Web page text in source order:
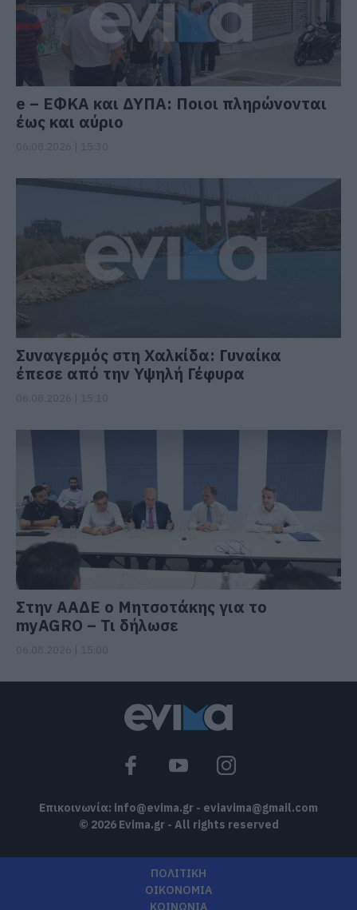
e – ΕΦΚΑ και ΔΥΠΑ: Ποιοι πληρώνονται
έως και αύριο
Συναγερμός στη Χαλκίδα: Γυναίκα
έπεσε από την Υψηλή Γέφυρα
Στην ΑΑΔΕ ο Μητσοτάκης για το
myAGRO – Τι δήλωσε
Επικοινωνία: info@evima.gr - eviavima@gmail.com
© 2026 Evima.gr - All rights reserved
ΠΟΛΙΤΙΚΗ
ΟΙΚΟΝΟΜΙΑ
ΚΟΙΝΩΝΙΑ